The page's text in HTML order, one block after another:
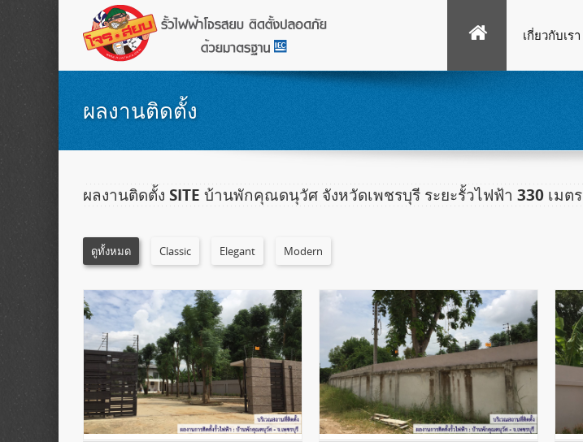
เกี่ยวกับเรา
ผลงานติดตั้ง
ผลงานติดตั้ง SITE บ้านพักคุณดนุวัศ จังหวัดเพชรบุรี ระยะรั้วไฟฟ้า 330 เมตร
ดูทั้งหมด Classic Elegant Modern